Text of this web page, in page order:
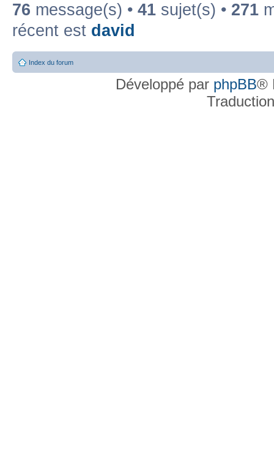
76 message(s) • 41 sujet(s) • 271
récent est david
Index du forum
Développé par phpBB®